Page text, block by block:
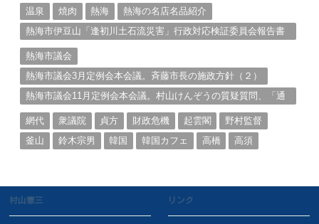
温泉
焼肉 熱海
熱海の名店名品紹介
熱海市伊豆山「逢初川土石流災害」行政対応検証委員会報告書
熱海市議会
熱海市議会3月定例会本会議。斉藤市長の施政方針（２）
熱海市議会11月定例会本会議。村山けんぞうの質疑質問、「通
網代
衆議院 貞方 財政危機 起雲閣
野村監督
釜山
鈴木宗男 韓国 韓国カフェ 高橋 高須
村山憲三 リンク